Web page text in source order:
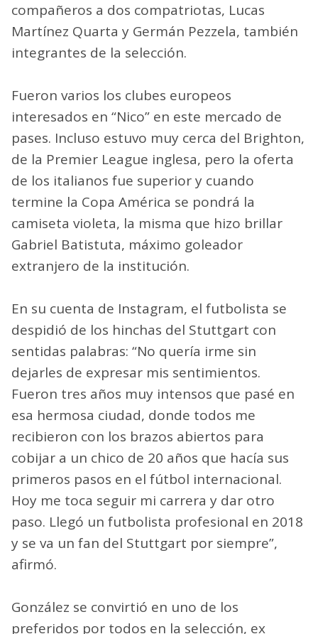
compañeros a dos compatriotas, Lucas
Martínez Quarta y Germán Pezzela, también
integrantes de la selección.
Fueron varios los clubes europeos
interesados en “Nico” en este mercado de
pases. Incluso estuvo muy cerca del Brighton,
de la Premier League inglesa, pero la oferta
de los italianos fue superior y cuando
termine la Copa América se pondrá la
camiseta violeta, la misma que hizo brillar
Gabriel Batistuta, máximo goleador
extranjero de la institución.
En su cuenta de Instagram, el futbolista se
despidió de los hinchas del Stuttgart con
sentidas palabras: “No quería irme sin
dejarles de expresar mis sentimientos.
Fueron tres años muy intensos que pasé en
esa hermosa ciudad, donde todos me
recibieron con los brazos abiertos para
cobijar a un chico de 20 años que hacía sus
primeros pasos en el fútbol internacional.
Hoy me toca seguir mi carrera y dar otro
paso. Llegó un futbolista profesional en 2018
y se va un fan del Stuttgart por siempre”,
afirmó.
González se convirtió en uno de los
preferidos por todos en la selección, ex